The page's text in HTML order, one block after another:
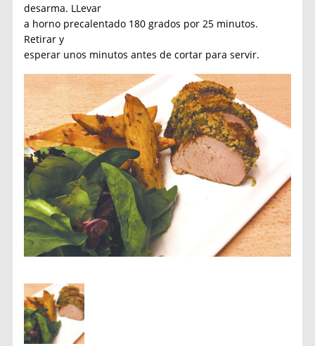
desarma. LLevar
a horno precalentado 180 grados por 25 minutos.
Retirar y
esperar unos minutos antes de cortar para servir.